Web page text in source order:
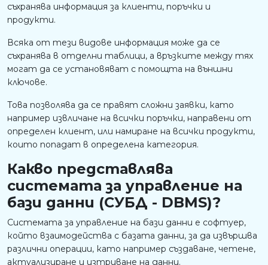
съхранява информация за клиенти, поръчки и
продукти.
Всяка от тези видове информация може да се
съхранява в отделни таблици, а връзките между тях
могат да се установяват с помощта на външни
ключове.
Това позволява да се правят сложни заявки, като
например извличане на всички поръчки, направени от
определен клиент, или намиране на всички продукти,
които попадат в определена категория.
Какво представлява
системата за управление на
бази данни (СУБД - DBMS)?
Системата за управление на бази данни е софтуер,
който взаимодейства с базата данни, за да извършва
различни операции, като например създаване, четене,
актуализиране и изтриване на данни.